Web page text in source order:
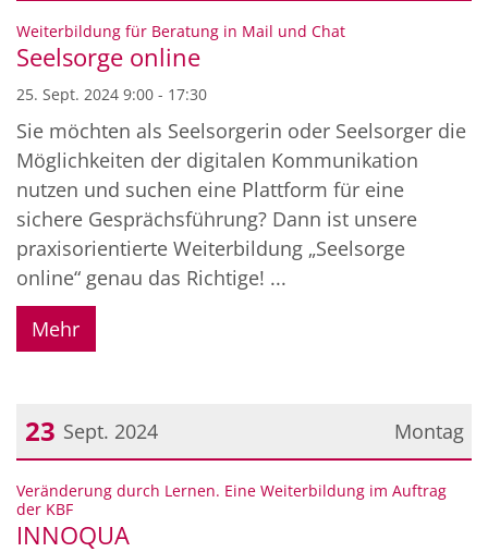
Datum: 25. September 2024
Weiterbildung für Beratung in Mail und Chat:
Seelsorge online
25. Sept. 2024 9:00 - 17:30
Sie möchten als Seelsorgerin oder Seelsorger die
Möglichkeiten der digitalen Kommunikation
nutzen und suchen eine Plattform für eine
sichere Gesprächsführung? Dann ist unsere
praxisorientierte Weiterbildung „Seelsorge
online“ genau das Richtige! ...
Mehr
Montag
23 Sept. 2024
Datum: 23. September 2024
Veränderung durch Lernen. Eine Weiterbildung im Auftrag
der KBF:
INNOQUA